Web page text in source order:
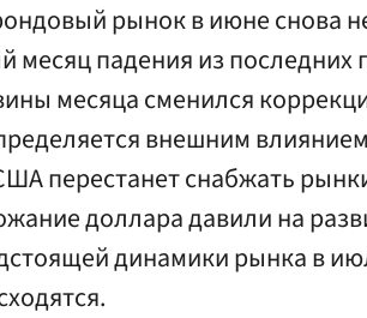
рынок в июне снова
месяц падения из последних
месяца сменился
внешним
перестанет снабжать
доллара давили на
динамики рынка в